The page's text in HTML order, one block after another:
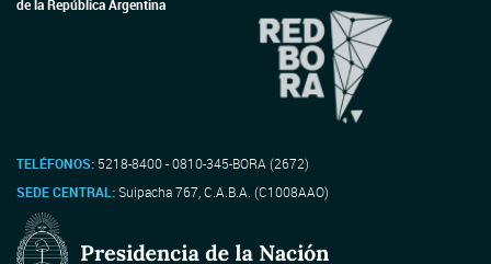
de la República Argentina
TELÉFONOS: 5218-8400 - 0810-345-BORA (2672)
SEDE CENTRAL:Suipacha 767, C.A.B.A. (C1008AAO)